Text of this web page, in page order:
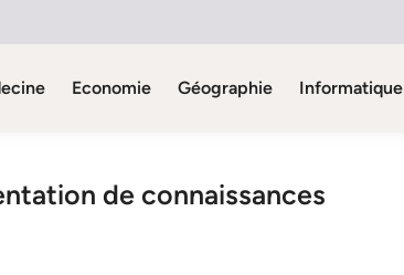
Economie Géographie Informatique
de connaissances